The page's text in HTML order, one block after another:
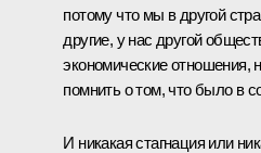
потому что мы в другой
другие, у нас другой
экономические отношения,
помнить о том, что было в
И никакая стагнация или